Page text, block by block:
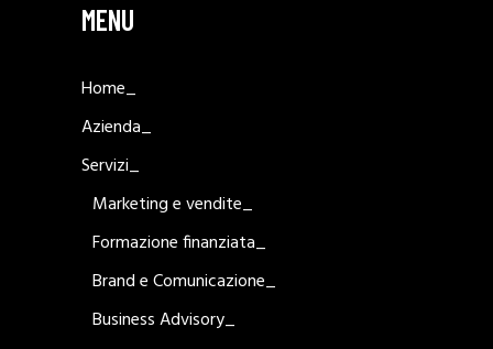
MENU
Home_
Azienda_
Servizi_
Marketing e vendite_
Formazione finanziata_
Brand e Comunicazione_
Business Advisory_